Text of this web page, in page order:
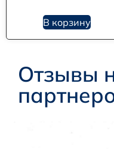
В корзину
Отзывы